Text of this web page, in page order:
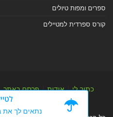
ספרים ומפות טיולים
קורס ספרדית למטיילים
כתוב לי|אודות|פרסם באתר
נתאים לך את